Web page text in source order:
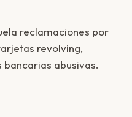
reclamaciones por
revolving,
bancarias abusivas.